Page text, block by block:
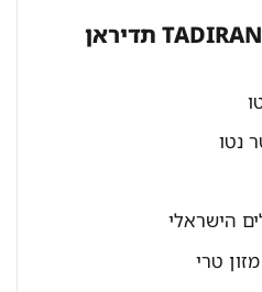
מקרר מקפיא עליון TADIRAN תדיראן
הישראלי
טרי